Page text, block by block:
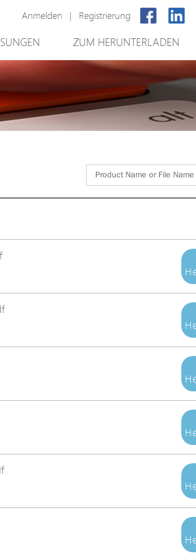
Anmelden | Registrierung
bt PoE
ZUM HERUNTERLADEN
Neues Produkt
PoE Switch
EPoX Serie
PoE Extender
Medienkonverter
Axis Solutions